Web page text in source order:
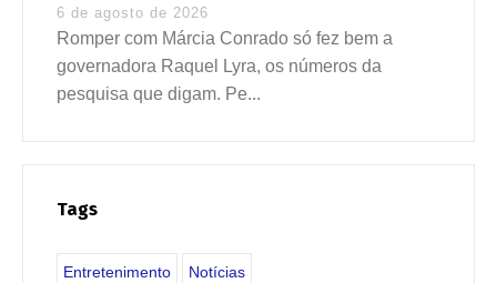
6 de agosto de 2026
Romper com Márcia Conrado só fez bem a
governadora Raquel Lyra, os números da
pesquisa que digam. Pe...
Tags
Entretenimento Notícias